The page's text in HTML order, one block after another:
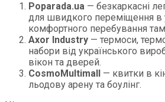
Poparada.ua — безкаркасні
для швидкого переміщення в
комфортного перебування
Axor Industry — термоси,
набори від українського
вікон та дверей.
CosmoMultimall
— квитки в
льодову арену та боулінг.